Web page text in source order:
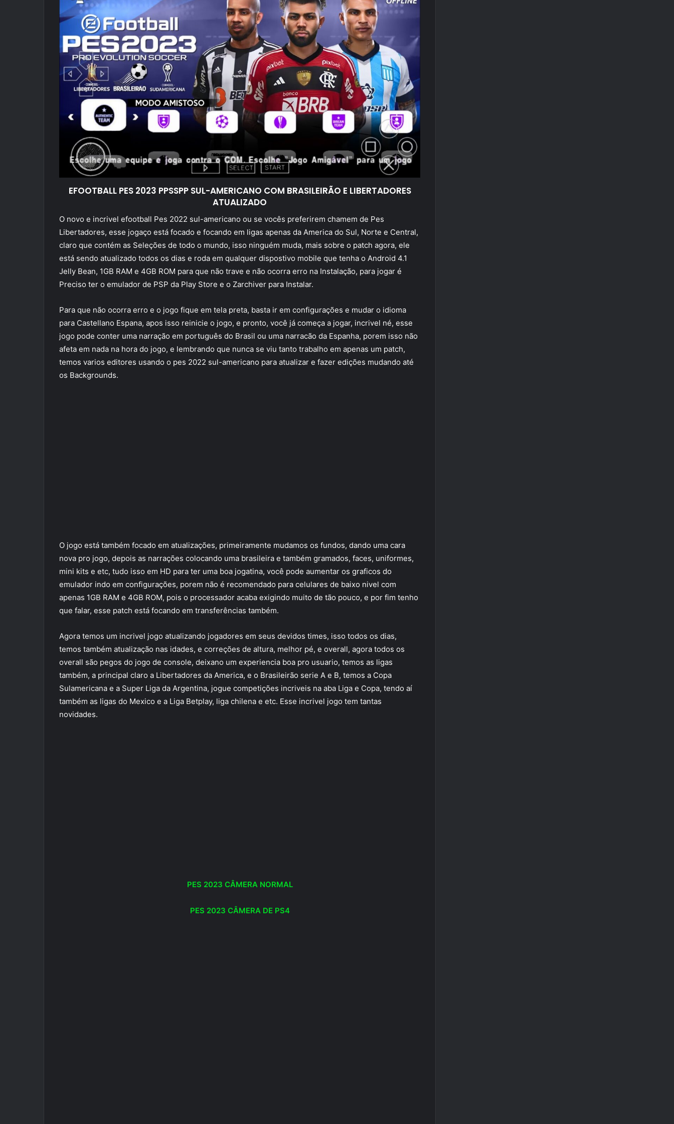
EFOOTBALL PES 2023 PPSSPP SUL-AMERICANO COM BRASILEIRÃO E LIBERTADORES
ATUALIZADO
O novo e incrivel efootball Pes 2022 sul-americano ou se vocês preferirem chamem de Pes
Libertadores, esse jogaço está focado e focando em ligas apenas da America do Sul, Norte e Central,
claro que contém as Seleções de todo o mundo, isso ninguém muda, mais sobre o patch agora, ele
está sendo atualizado todos os dias e roda em qualquer dispostivo mobile que tenha o Android 4.1
Jelly Bean, 1GB RAM e 4GB ROM para que não trave e não ocorra erro na Instalação, para jogar é
Preciso ter o emulador de PSP da Play Store e o Zarchiver para Instalar.
Para que não ocorra erro e o jogo fique em tela preta, basta ir em configurações e mudar o idioma
para Castellano Espana, apos isso reinicie o jogo, e pronto, você já começa a jogar, incrivel né, esse
jogo pode conter uma narração em português do Brasil ou uma narracão da Espanha, porem isso não
afeta em nada na hora do jogo, e lembrando que nunca se viu tanto trabalho em apenas um patch,
temos varios editores usando o pes 2022 sul-americano para atualizar e fazer edições mudando até
os Backgrounds.
O jogo está também focado em atualizações, primeiramente mudamos os fundos, dando uma cara
nova pro jogo, depois as narrações colocando uma brasileira e também gramados, faces, uniformes,
mini kits e etc, tudo isso em HD para ter uma boa jogatina, você pode aumentar os graficos do
emulador indo em configurações, porem não é recomendado para celulares de baixo nivel com
apenas 1GB RAM e 4GB ROM, pois o processador acaba exigindo muito de tão pouco, e por fim tenho
que falar, esse patch está focando em transferências também.
Agora temos um incrivel jogo atualizando jogadores em seus devidos times, isso todos os dias,
temos também atualização nas idades, e correções de altura, melhor pé, e overall, agora todos os
overall são pegos do jogo de console, deixano um experiencia boa pro usuario, temos as ligas
também, a principal claro a Libertadores da America, e o Brasileirão serie A e B, temos a Copa
Sulamericana e a Super Liga da Argentina, jogue competições incriveis na aba Liga e Copa, tendo aí
também as ligas do Mexico e a Liga Betplay, liga chilena e etc. Esse incrivel jogo tem tantas
novidades.
PES 2023 CÂMERA NORMAL
PES 2023 CÂMERA DE PS4